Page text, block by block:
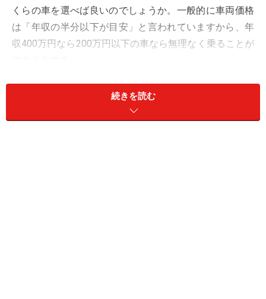
くらの車を選べば良いのでしょうか。一般的に車両価格
は「年収の半分以下が目安」と言われていますから、年
収400万円なら200万円以下の車なら無理なく乗ることが
しかし、同じ年収400万円でも都内でひとり暮らしと、
地方で実家暮らしでは車に使えるお金が違うはずです。
続きを読む